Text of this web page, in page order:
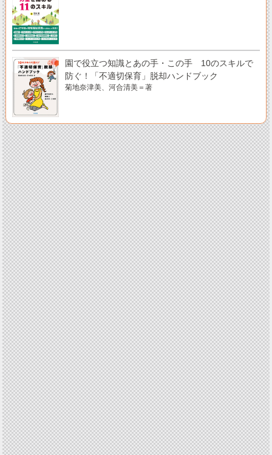
園で役立つ知識とあの手・この手 10のスキルで
防ぐ！「不適切保育」脱却ハンドブック
菊地奈津美、河合清美＝著